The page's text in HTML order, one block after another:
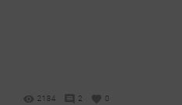
2184 2 0